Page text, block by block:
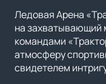
Ледовая Арена
на захватывающий
командами
атмосферу
свидетелем